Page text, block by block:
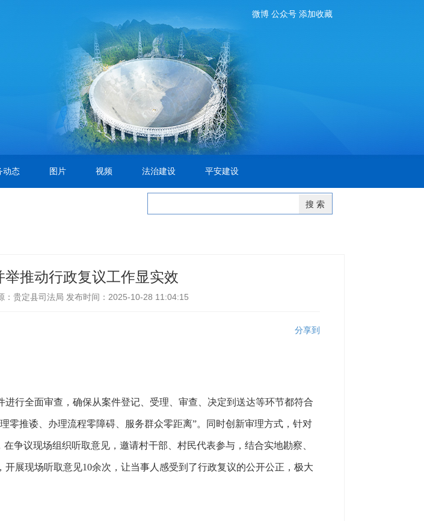
微博 公众号 添加收藏
动态 图片 视频 法治建设 平安建设
举推动行政复议工作显实效
：贵定县司法局 发布时间：2025-10-28 11:04:15
分享到
全面审查，确保从案件登记、受理、审查、决定到送达等环节都符合
零推诿、办理流程零障碍、服务群众零距离”。同时创新审理方式，针对
争议现场组织听取意见，邀请村干部、村民代表参与，结合实地勘察、
展现场听取意见10余次，让当事人感受到了行政复议的公开公正，极大